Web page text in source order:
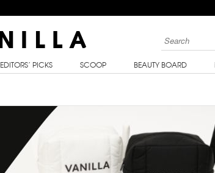
EDITORS’ PICKS SCOOP BEAUTY BOARD